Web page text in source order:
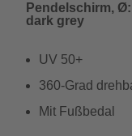
Pendelschirm,
dark grey
UV 50+
360-Grad
Mit Fußbedal